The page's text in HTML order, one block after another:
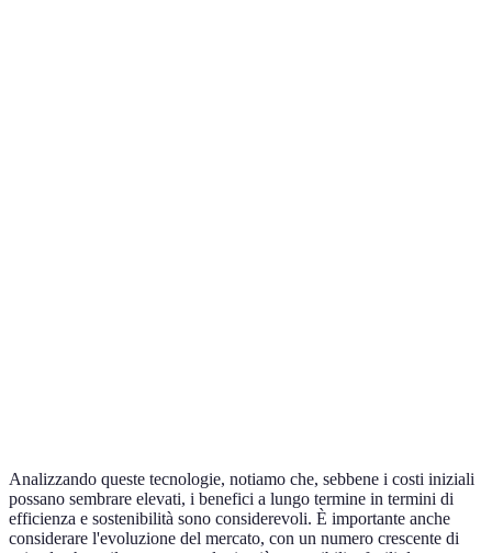
Analizzando queste tecnologie, notiamo che, sebbene i costi iniziali
possano sembrare elevati, i benefici a lungo termine in termini di
efficienza e sostenibilità sono considerevoli. È importante anche
considerare l'evoluzione del mercato, con un numero crescente di